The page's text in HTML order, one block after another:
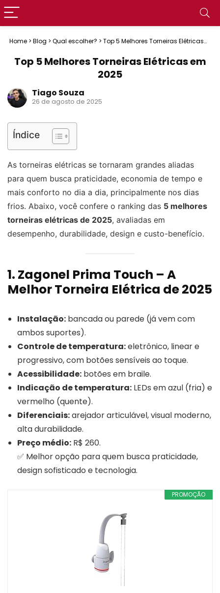
Home > Blog > Qual escolher? > Top 5 Melhores Torneiras Elétricas
Top 5 Melhores Torneiras Elétricas em
2025
Tiago Souza
26 de agosto de 2025
Índice
As torneiras elétricas se tornaram grandes aliadas
para quem busca praticidade, economia de tempo e
mais conforto no dia a dia, principalmente nos dias
frios. Abaixo, você confere o ranking das 5 melhores
torneiras elétricas de 2025, avaliadas em
desempenho, durabilidade, design e custo-benefício.
1. Zagonel Prima Touch – A
Melhor Torneira Elétrica de 2025
Instalação: bancada ou parede (já vem com
ambos suportes).
Controle de temperatura:eletrônico, linear e
progressivo, com botões sensíveis ao toque.
Acessibilidade: botões em braile.
Indicação de temperatura: LEDs em azul (fria) e
vermelho (quente).
Diferenciais:arejador articulável, visual moderno,
alta durabilidade.
Preço médio: R$ 260.
✅ Melhor opção para quem busca praticidade,
design sofisticado e tecnologia.
PROMOÇÃO